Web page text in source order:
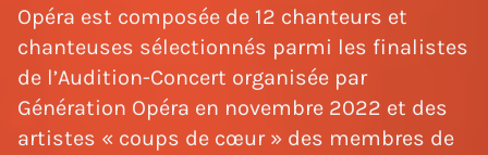
Opéra est composée de 12 chanteurs et
chanteuses sélectionnés parmi les finalistes
de l’Audition-Concert organisée par
Génération Opéra en novembre 2022 et des
artistes « coups de cœur » des membres de